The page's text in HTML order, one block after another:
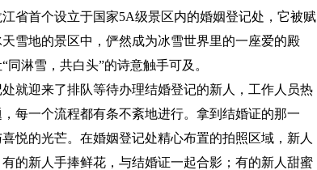
省首个设立于国家5A级景区内的婚姻登记处，它被赋
雪地的景区中，俨然成为冰雪世界里的一座爱的殿
淋雪，共白头”的诗意触手可及。
就迎来了排队等待办理结婚登记的新人，工作人员热
每一个流程都有条不紊地进行。拿到结婚证的那一
悦的光芒。在婚姻登记处精心布置的拍照区域，新人
的新人手捧鲜花，与结婚证一起合影；有的新人甜蜜